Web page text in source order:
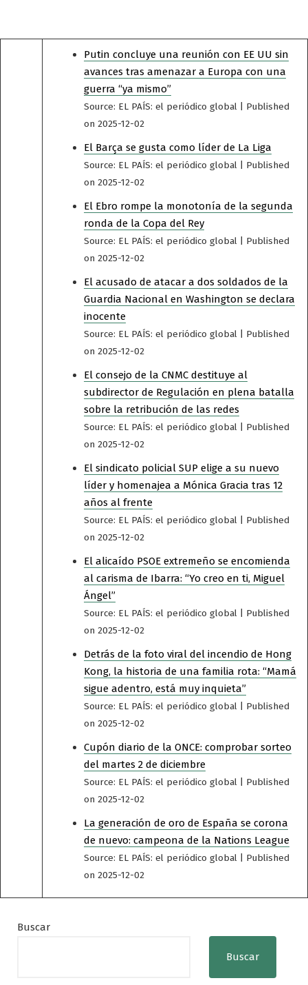
Putin concluye una reunión con EE UU sin
avances tras amenazar a Europa con una
guerra “ya mismo”
Source: EL PAÍS: el periódico global
Published
on 2025-12-02
El Barça se gusta como líder de La Liga
Source: EL PAÍS: el periódico global
Published
on 2025-12-02
El Ebro rompe la monotonía de la segunda
ronda de la Copa del Rey
Source: EL PAÍS: el periódico global
Published
on 2025-12-02
El acusado de atacar a dos soldados de la
Guardia Nacional en Washington se declara
inocente
Source: EL PAÍS: el periódico global
Published
on 2025-12-02
El consejo de la CNMC destituye al
subdirector de Regulación en plena batalla
sobre la retribución de las redes
Source: EL PAÍS: el periódico global
Published
on 2025-12-02
El sindicato policial SUP elige a su nuevo
líder y homenajea a Mónica Gracia tras 12
años al frente
Source: EL PAÍS: el periódico global
Published
on 2025-12-02
El alicaído PSOE extremeño se encomienda
al carisma de Ibarra: “Yo creo en ti, Miguel
Ángel”
Source: EL PAÍS: el periódico global
Published
on 2025-12-02
Detrás de la foto viral del incendio de Hong
Kong, la historia de una familia rota: “Mamá
sigue adentro, está muy inquieta”
Source: EL PAÍS: el periódico global
Published
on 2025-12-02
Cupón diario de la ONCE: comprobar sorteo
del martes 2 de diciembre
Source: EL PAÍS: el periódico global
Published
on 2025-12-02
La generación de oro de España se corona
de nuevo: campeona de la Nations League
Source: EL PAÍS: el periódico global
Published
on 2025-12-02
Buscar
Buscar